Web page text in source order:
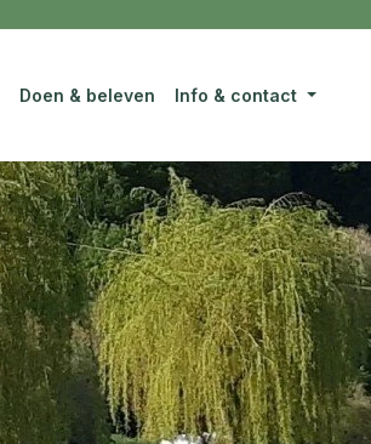
Doen & beleven Info & contact